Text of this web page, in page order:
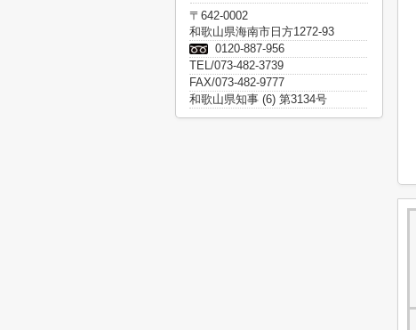
〒642-0002
和歌山県海南市日方1272-93
0120-887-956
TEL/073-482-3739
FAX/073-482-9777
和歌山県知事 (6) 第3134号